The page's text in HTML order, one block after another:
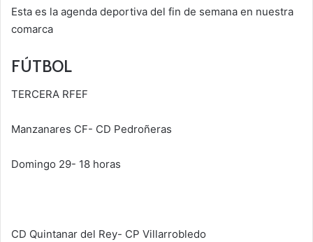
Esta es la agenda deportiva del fin de semana en nuestra
comarca
FÚTBOL
TERCERA RFEF
Manzanares CF- CD Pedroñeras
Domingo 29- 18 horas
CD Quintanar del Rey- CP Villarrobledo